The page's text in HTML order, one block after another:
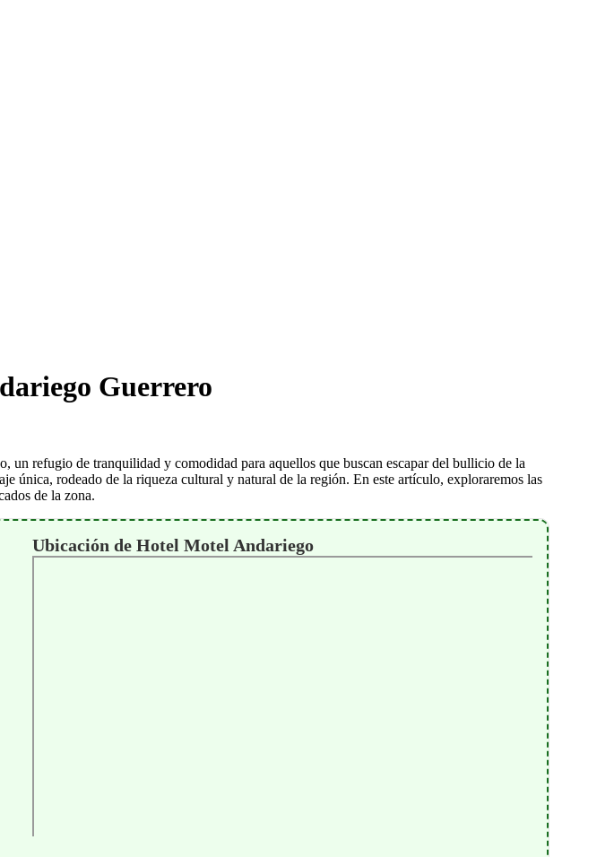
Guerrero
refugio de tranquilidad y comodidad para aquellos que buscan escapar del bullicio de la
única, rodeado de la riqueza cultural y natural de la región. En este artículo, exploraremos las
de la zona.
Ubicación de Hotel Motel Andariego